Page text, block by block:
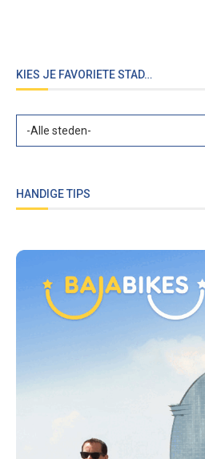
KIES JE FAVORIETE STAD…
HANDIGE TIPS